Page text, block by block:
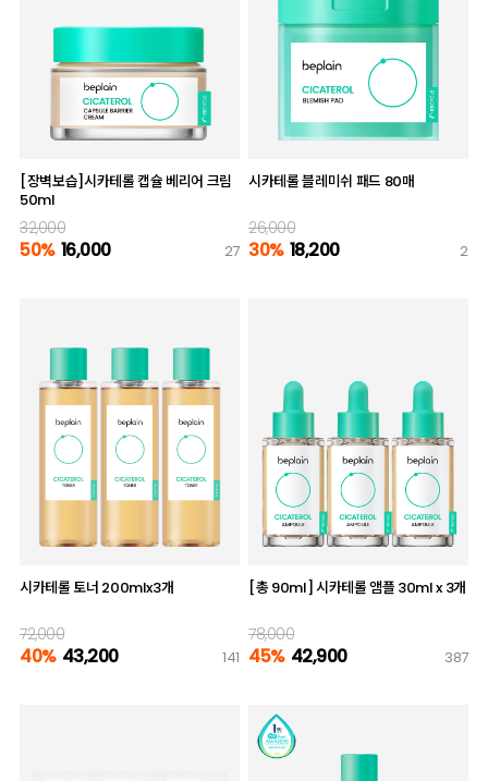
[장벽보습]시카테롤 캡슐 베리어 크림
50ml
32,000
50% 16,000 27
시카테롤 블레미쉬 패드 80매
26,000
30% 18,200 2
시카테롤 토너 200mlx3개
72,000
40% 43,200 141
[총 90ml] 시카테롤 앰플 30ml x 3개
78,000
45% 42,900 387